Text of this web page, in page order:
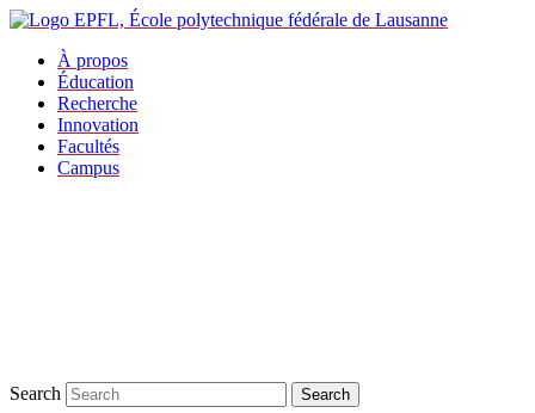
À propos
Éducation
Recherche
Innovation
Facultés
Campus
Search Search